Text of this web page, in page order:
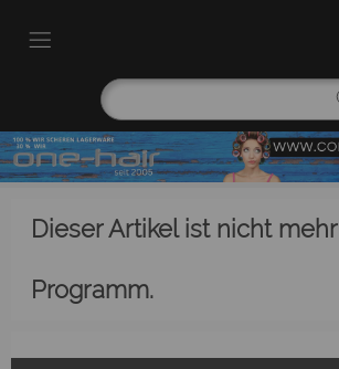
Dieser Artikel ist nicht
Programm.